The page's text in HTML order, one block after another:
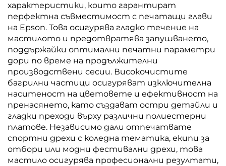
характеристики, които гарантират
перфектна съвместимост с печатащи глави
на Epson. Това осигурява гладко течение на
мастилото и предотвратява запушването,
поддържайки оптимални печатни параметри
дори по време на продължителни
производствени сесии. Високочистите
багрилни частици осигуряват изключителна
наситеност на цветовете и ефективност на
пренасянето, като създават остри детайли и
гладки преходи върху различни полиестерни
платове. Независимо дали отпечатвате
спортни дрехи с коледна тематика, екипи за
отбори или модни фестивални дрехи, това
мастило осигурява професионални резултати,